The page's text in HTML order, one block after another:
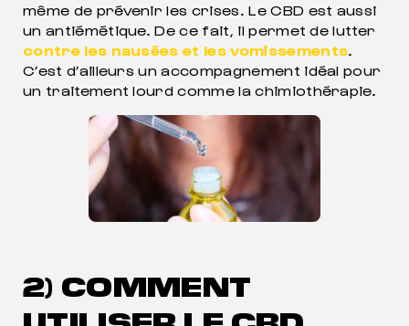
même de prévenir les crises. Le CBD est aussi
un antiémétique. De ce fait, il permet de lutter
contre les nausées et les vomissements.
C’est d’ailleurs un accompagnement idéal pour
un traitement lourd comme la chimiothérapie.
2) COMMENT